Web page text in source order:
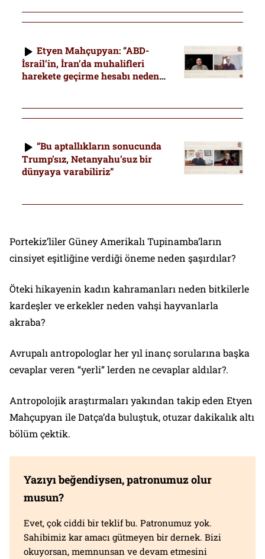
Etyen Mahçupyan: “ABD-
İsrail’in, İran’da muhalifleri
harekete geçirme hesabı neden
“Bu aptallıkların sonucunda
Trump’sız, Netanyahu’suz bir
dünyaya varabiliriz”
Portekiz’liler Güney Amerikalı Tupinamba’ların
cinsiyet eşitliğine verdiği öneme neden şaşırdılar?
Öteki hikayenin kadın kahramanları neden bitkilerle
kardeşler ve erkekler neden vahşi hayvanlarla
akraba?
Avrupalı antropologlar her yıl inanç sorularına başka
cevaplar veren “yerli” lerden ne cevaplar aldılar?.
Antropolojik araştırmaları yakından takip eden Etyen
Mahçupyan ile Datça’da buluştuk, otuzar dakikalık altı
bölüm çektik.
Yazıyı beğendiysen, patronumuz olur
musun?
Evet, çok ciddi bir teklif bu. Patronumuz yok.
Sahibimiz kar amacı gütmeyen bir dernek. Bizi
okuyorsan, memnunsan ve devam etmesini